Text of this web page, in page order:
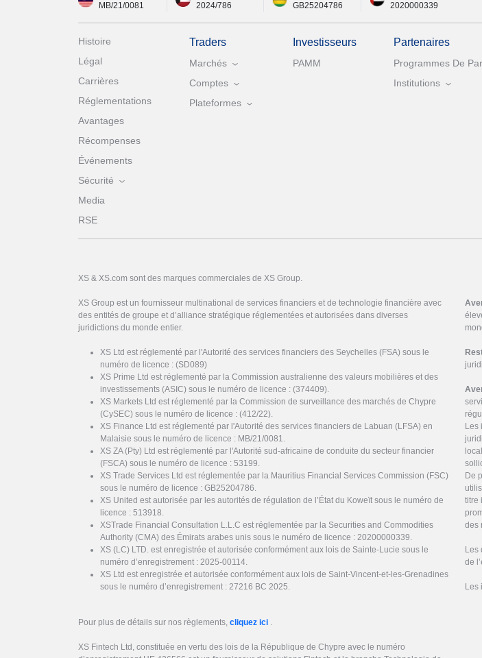
MB/21/0081
2024/786
GB25204786
2020000339
Histoire
Légal
Carrières
Réglementations
Avantages
Récompenses
Événements
Sécurité
Media
RSE
Traders
Marchés
Comptes
Plateformes
Investisseurs
PAMM
Partenaires
Programmes De
Institutions
XS & XS.com sont des marques commerciales de XS Group.
XS Group est un fournisseur multinational de services financiers et de technologie financière avec
des entités de groupe et d’alliance stratégique réglementées et autorisées dans diverses
juridictions du monde entier.
XS Ltd est réglementé par l'Autorité des services financiers des Seychelles (FSA) sous le
numéro de licence : (SD089)
XS Prime Ltd est réglementé par la Commission australienne des valeurs mobilières et des
investissements (ASIC) sous le numéro de licence : (374409).
XS Markets Ltd est réglementé par la Commission de surveillance des marchés de Chypre
(CySEC) sous le numéro de licence : (412/22).
XS Finance Ltd est réglementé par l'Autorité des services financiers de Labuan (LFSA) en
Malaisie sous le numéro de licence : MB/21/0081.
XS ZA (Pty) Ltd est réglementé par l'Autorité sud-africaine de conduite du secteur financier
(FSCA) sous le numéro de licence : 53199.
XS Trade Services Ltd est réglementée par la Mauritius Financial Services Commission (FSC)
sous le numéro de licence : GB25204786.
XS United est autorisée par les autorités de régulation de l’État du Koweït sous le numéro de
licence : 513918.
XSTrade Financial Consultation L.L.C est réglementée par la Securities and Commodities
Authority (CMA) des Émirats arabes unis sous le numéro de licence : 20200000339.
XS (LC) LTD. est enregistrée et autorisée conformément aux lois de Sainte-Lucie sous le
numéro d’enregistrement : 2025-00114.
XS Ltd est enregistrée et autorisée conformément aux lois de Saint-Vincent-et-les-Grenadines
sous le numéro d’enregistrement : 27216 BC 2025.
Pour plus de détails sur nos règlements, cliquez ici .
XS Fintech Ltd, constituée en vertu des lois de la République de Chypre avec le numéro
Les
De
titre
des
Les
de
Les